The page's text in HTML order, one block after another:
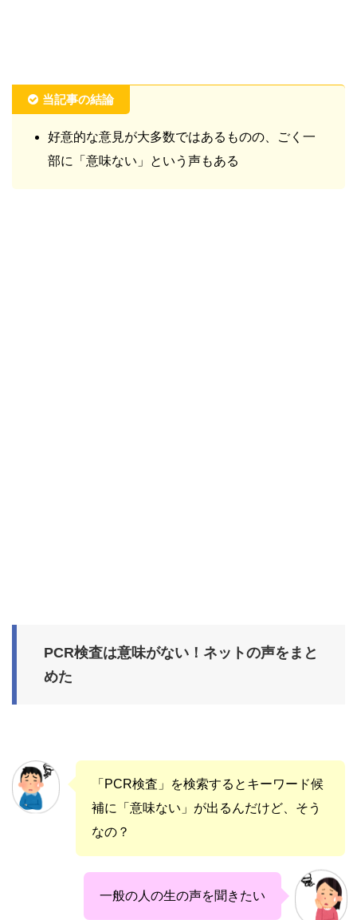
当記事の結論
好意的な意見が大多数ではあるものの、ごく一
部に「意味ない」という声もある
PCR検査は意味がない！ネットの声をまと
めた
「PCR検査」を検索するとキーワード候
補に「意味ない」が出るんだけど、そう
なの？
一般の人の生の声を聞きたい